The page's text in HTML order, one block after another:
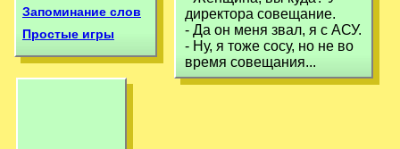
Запоминание слов
Простые игры
директора совещание.
- Да он меня звал, я с АСУ.
- Ну, я тоже сосу, но не во
время совещания...